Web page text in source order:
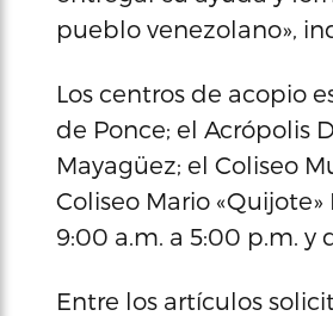
pueblo venezolano»,
Los centros de acopio
de Ponce; el Acrópolis
Mayagüez; el Coliseo
Coliseo Mario
9:00 a.m. a 5:00 p.m. y
Entre los artículos